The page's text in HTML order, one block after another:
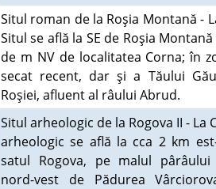
Situl roman de la Roşia Montană -
Situl se află la SE de Roşia
de m NV de localitatea Corna; în
secat recent, dar şi a Tăului
Roşiei, afluent al râului Abrud.
Situl arheologic de la Rogova II - La
arheologic se află la cca 2 km
satul Rogova, pe malul pârâului
nord-vest de Pădurea